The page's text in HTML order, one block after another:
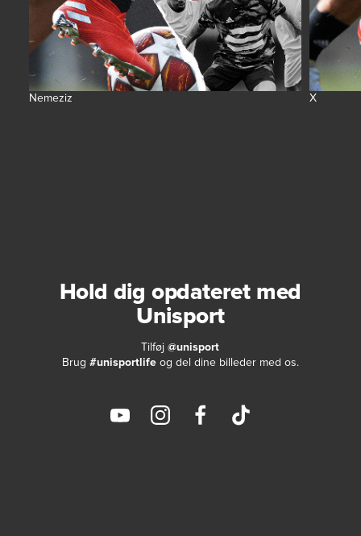
Nemeziz X
Hold dig opdateret med
Unisport
Tilføj@unisport
Brug #unisportlifeog del dine billeder med os.